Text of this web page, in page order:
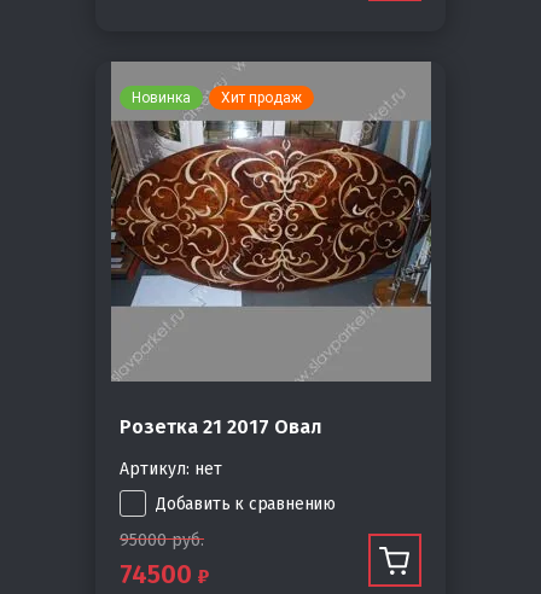
Новинка Хит продаж
Розетка 21 2017 Овал
Артикул: нет
Добавить к сравнению
95000руб.
74500